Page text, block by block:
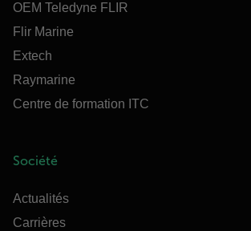
OEM Teledyne FLIR
Flir Marine
Extech
Raymarine
Centre de formation ITC
Société
Actualités
Carrières